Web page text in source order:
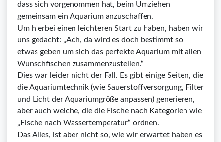
dass sich vorgenommen hat, beim Umziehen
gemeinsam ein Aquarium anzuschaffen.
Um hierbei einen leichteren Start zu haben, haben wir
uns gedacht: „Ach, da wird es doch bestimmt so
etwas geben um sich das perfekte Aquarium mit allen
Wunschfischen zusammenzustellen.“
Dies war leider nicht der Fall. Es gibt einige Seiten, die
die Aquariumtechnik (wie Sauerstoffversorgung, Filter
und Licht der Aquariumgröße anpassen) generieren,
aber auch welche, die die Fische nach Kategorien wie
„Fische nach Wassertemperatur“ ordnen.
Das Alles, ist aber nicht so, wie wir erwartet haben es